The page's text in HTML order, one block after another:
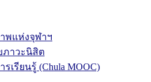
พแห่งจุฬาฯ
ภาวะนิสิต
เรียนรู้ (Chula MOOC)